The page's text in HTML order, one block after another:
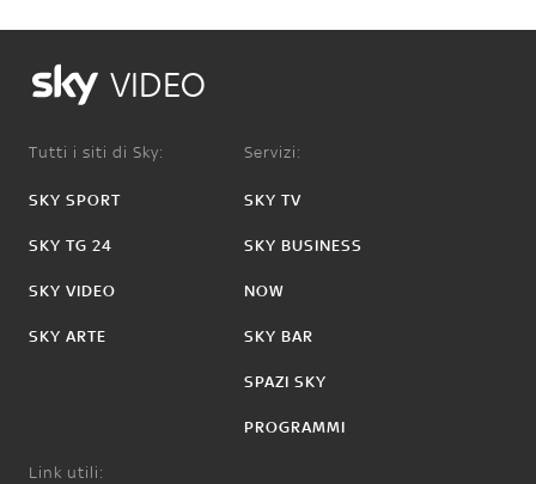
VIDEO
Tutti i siti di Sky:
SKY SPORT
SKY TG 24
SKY VIDEO
SKY ARTE
Servizi:
SKY TV
SKY BUSINESS
NOW
SKY BAR
SPAZI SKY
PROGRAMMI
Link utili: